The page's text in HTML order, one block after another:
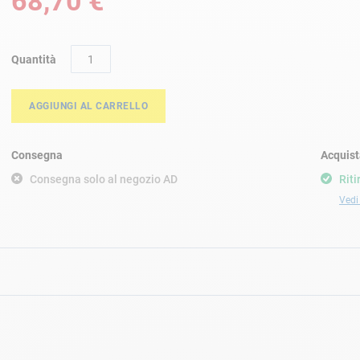
Quantità
AGGIUNGI AL CARRELLO
Consegna
Consegna solo al negozio AD